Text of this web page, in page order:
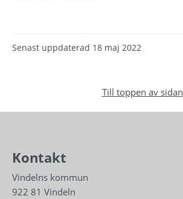
Senast uppdaterad 18 maj 2022
Till toppen av sidan
Kontakt
Vindelns kommun
922 81 Vindeln